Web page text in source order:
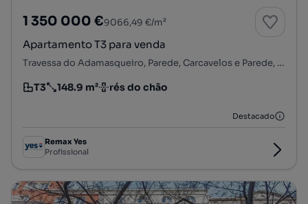
1 350 000 €9066,49 €/m²
Apartamento T3 para venda
Travessa do Adamasqueiro, Parede, Carcavelos e Parede, Cascais, Lisboa
Tipologia
T3
Preço por metro quadrado
148.9 m²
Andar rés do chão
Destacado
Remax Yes
Profissional